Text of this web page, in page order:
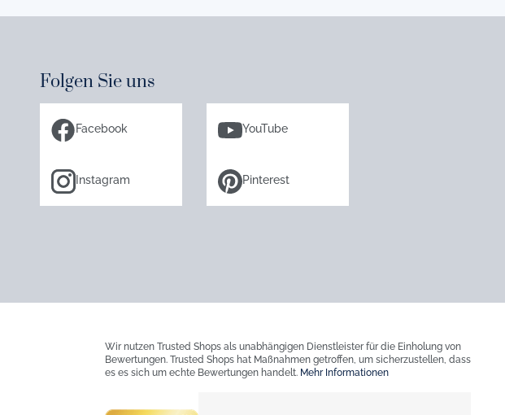
Folgen Sie uns
Facebook YouTube
Instagram Pinterest
Wir nutzen Trusted Shops als unabhängigen Dienstleister für die Einholung von
Bewertungen. Trusted Shops hat Maßnahmen getroffen, um sicherzustellen, dass
es es sich um echte Bewertungen handelt. Mehr Informationen